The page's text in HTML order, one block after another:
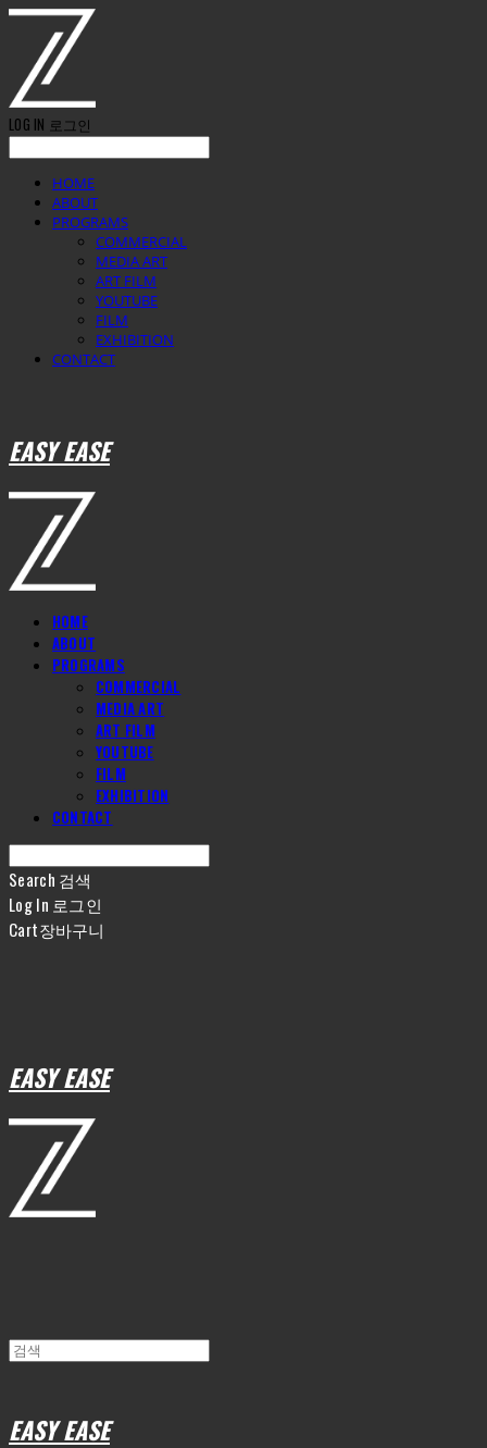
LOG IN 로그인
HOME
ABOUT
PROGRAMS
COMMERCIAL
MEDIA ART
ART FILM
YOUTUBE
FILM
EXHIBITION
CONTACT
EASY EASE
HOME
ABOUT
PROGRAMS
COMMERCIAL
MEDIA ART
ART FILM
YOUTUBE
FILM
EXHIBITION
CONTACT
Search 검색
Log In 로그인
Cart장바구니
EASY EASE
EASY EASE